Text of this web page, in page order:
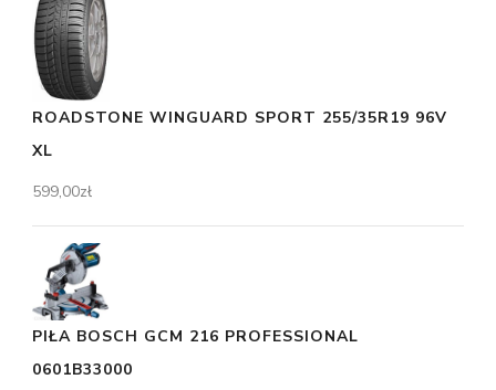
ROADSTONE WINGUARD SPORT 255/35R19 96V
XL
599,00zł
PIŁA BOSCH GCM 216 PROFESSIONAL
0601B33000